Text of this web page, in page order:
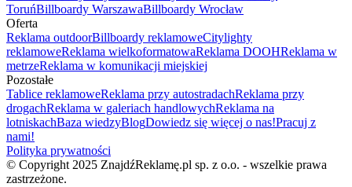
ToruńBillboardy WarszawaBillboardy Wrocław
Oferta
Reklama outdoorBillboardy reklamoweCitylighty
reklamoweReklama wielkoformatowaReklama DOOHReklama w
metrzeReklama w komunikacji miejskiej
Pozostałe
Tablice reklamoweReklama przy autostradachReklama przy
drogachReklama w galeriach handlowychReklama na
lotniskachBaza wiedzyBlogDowiedz się więcej o nas!Pracuj z
nami!
Polityka prywatności
© Copyright 2025 ZnajdźReklamę.pl sp. z o.o. - wszelkie prawa
zastrzeżone.